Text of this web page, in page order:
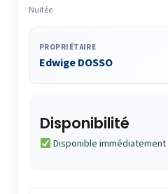
Nuitée
PROPRIÉTAIRE
Edwige DOSSO
Disponibilité
Disponible immédiatement